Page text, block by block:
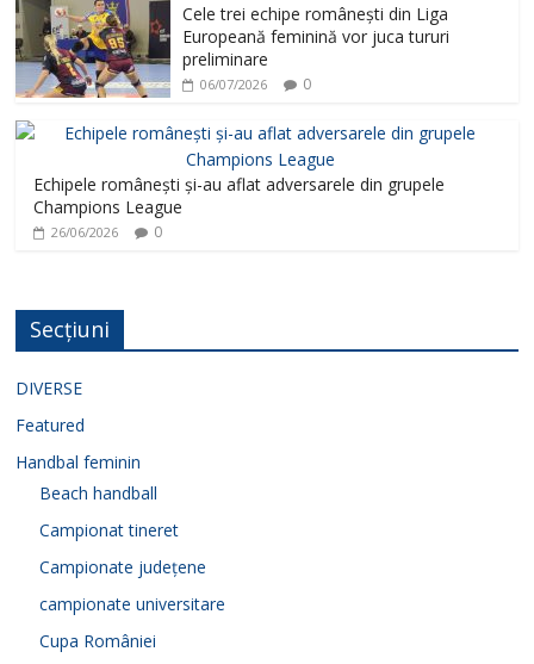
Cele trei echipe românești din Liga
Europeană feminină vor juca tururi
preliminare
06/07/2026 0
Echipele românești și-au aflat adversarele din grupele
Champions League
26/06/2026 0
Secțiuni
DIVERSE
Featured
Handbal feminin
Beach handball
Campionat tineret
Campionate județene
campionate universitare
Cupa României